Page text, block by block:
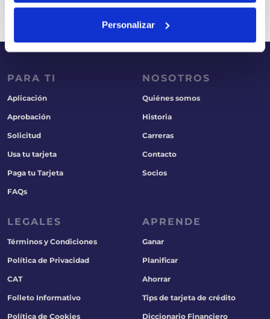
Personalizar
PARA TI
Aplicación
Aprobación
Solicitud
Usa tu tarjeta
Paga tu Tarjeta
FAQs
NOSOTROS
Quiénes somos
Historia
Carreras
Contacto
Socios
LEGALES
Términos y Condiciones
Política de Privacidad
CAT
Folleto Informativo
Política de Cookies
APRENDE
Ganar
Planificar
Ahorrar
Tips de tarjeta de crédito
Diccionario Financiero